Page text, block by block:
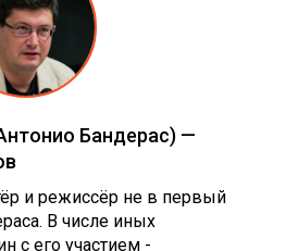
Бандерас) —
и режиссёр не в первый
В числе иных
с его участием -